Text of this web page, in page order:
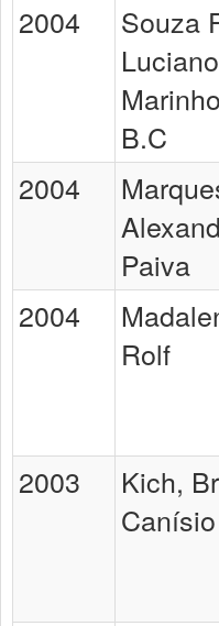
2004
Souza
Luciano
B.C
2004
Paiva
2004
Rolf
2003
Kich,
Canísio